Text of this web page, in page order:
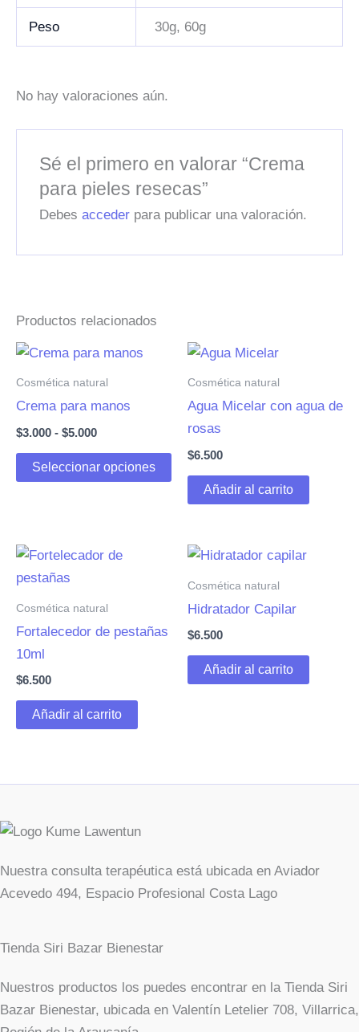
Peso 30g, 60g
No hay valoraciones aún.
Sé el primero en valorar “Crema
para pieles resecas”
Debesacceder para publicar una valoración.
Productos relacionados
Cosmética natural
Crema para manos
$3.000 - $5.000Rango
precios:
desde
Seleccionar opciones
Este
producto
tiene
variantes.
opciones
pueden
elegir
Cosmética natural
Agua Micelar con agua de
rosas
$6.500
Añadir al carrito
Cosmética natural
Fortalecedor de pestañas
10ml
$6.500
Añadir al carrito
Cosmética natural
Hidratador Capilar
$6.500
Añadir al carrito
Nuestra consulta terapéutica está ubicada en Aviador
Acevedo 494, Espacio Profesional Costa Lago
Tienda Siri Bazar Bienestar
Nuestros productos los puedes encontrar en la Tienda Siri
Bazar Bienestar, ubicada en Valentín Letelier 708, Villarrica,